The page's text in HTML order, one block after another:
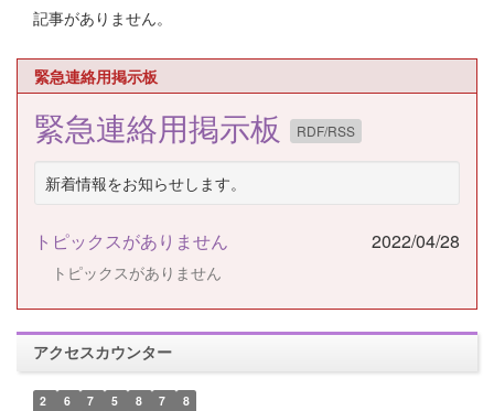
記事がありません。
緊急連絡用掲示板
緊急連絡用掲示板 RDF/RSS
新着情報をお知らせします。
トピックスがありません 2022/04/28
トピックスがありません
アクセスカウンター
2 6 7 5 8 7 8